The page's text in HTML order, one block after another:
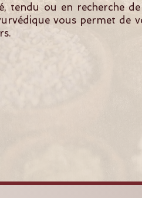
tendu ou en recherche
vous permet de